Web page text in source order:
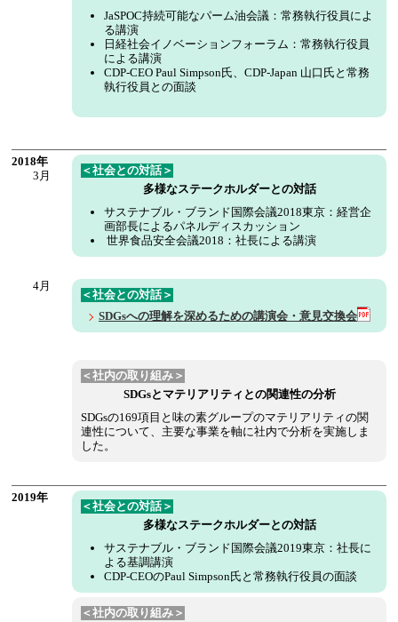
JaSPOC持続可能なパーム油会議：常務執行役員によ
る講演
日経社会イノベーションフォーラム：常務執行役員
による講演
CDP-CEO Paul Simpson氏、CDP-Japan 山口氏と常務
執行役員との面談
2018年
3月
＜社会との対話＞
多様なステークホルダーとの対話
サステナブル・ブランド国際会議2018東京：経営企
画部長によるパネルディスカッション
世界食品安全会議2018：社長による講演
4月
＜社会との対話＞
SDGsへの理解を深めるための講演会・意見交換会
＜社内の取り組み＞
SDGsとマテリアリティとの関連性の分析
SDGsの169項目と味の素グループのマテリアリティの関
連性について、主要な事業を軸に社内で分析を実施しま
した。
2019年
＜社会との対話＞
多様なステークホルダーとの対話
サステナブル・ブランド国際会議2019東京：社長に
よる基調講演
CDP-CEOのPaul Simpson氏と常務執行役員の面談
＜社内の取り組み＞